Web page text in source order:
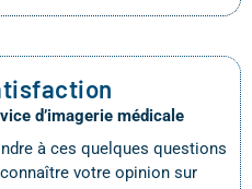
d’imagerie médicale
à ces quelques questions
votre opinion sur